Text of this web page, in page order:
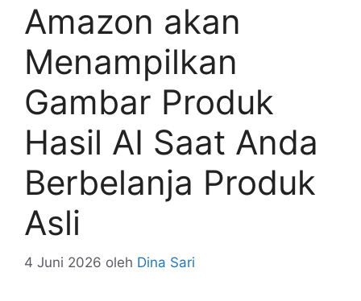
Amazon akan
Menampilkan
Gambar Produk
Hasil AI Saat Anda
Berbelanja Produk
Asli
4 Juni 2026 oleh Dina Sari